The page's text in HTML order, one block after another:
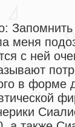
Запомнить
меня
с ней
в форме